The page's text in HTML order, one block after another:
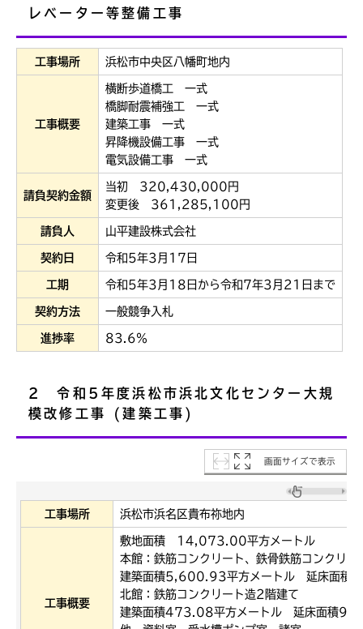
レベーター等整備工事
工事場所 浜松市中央区八幡町地内
工事概要
横断歩道橋工 一式
橋脚耐震補強工 一式
建築工事 一式
昇降機設備工事 一式
電気設備工事 一式
請負契約金額
当初 320,430,000円
変更後 361,285,100円
請負人 山平建設株式会社
契約日 令和5年3月17日
工期 令和5年3月18日から令和7年3月21日まで
契約方法 一般競争入札
進捗率 83.6％
2 令和5年度浜松市浜北文化センター大規
模改修工事 (建築工事)
画面サイズで表示
工事場所 浜松市浜名区貴布祢地内
工事概要
敷地面積 14,073.00平方メートル
本館：鉄筋コンクリート、鉄骨鉄筋コンクリ
建築面積5,600.93平方メートル 延床面積
北館：鉄筋コンクリート造2階建て
建築面積473.08平方メートル 延床面積